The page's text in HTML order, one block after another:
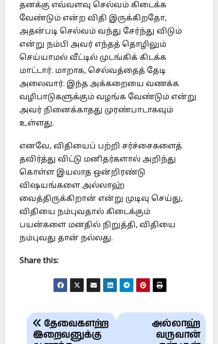
தனக்கு எவ்வளவு செல்வம் கிடைக்க
வேண்டும் என்ற விதி இருக்கிறதோ,
அதன்படி செல்வம் வந்து சேர்ந்து விடும்
என்று நம்பி அவர் எந்தத் தொழிலும்
செய்யாமல் வீட்டில் முடங்கிக் கிடக்க
மாட்டார். மாறாக, செல்வத்தைத் தேடி
அலைவார். இந்த அக்கறையை வணக்க
வழிபாடுகளுக்கும் வழங்க வேண்டும் என்று
அவர் நினைக்காதது முரண்பாடாகவும்
உள்ளது.
எனவே, விதியைப் பற்றி சர்ச்சைகளைத்
தவிர்த்து விட்டு மனிதர்களால் அறிந்து
கொள்ள இயலாத ஒன்றிரண்டு
விஷயங்களை அல்லாஹ்
வைத்திருக்கிறான் என்று முடிவு செய்து,
விதியை நம்புவதால் கிடைக்கும்
பயன்களை மனதில் நிறுத்தி, விதியை
நம்புவது தான் நல்லது.
Share this:
Post
navigation
அல்லாஹ்
வருவான்
தேவைகளற்ற
இறைவனுக்கு